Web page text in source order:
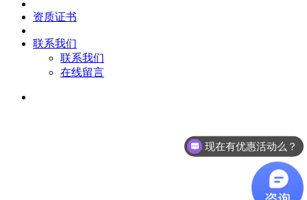
资质证书
联系我们
联系我们
在线留言
现在有优惠活动么？